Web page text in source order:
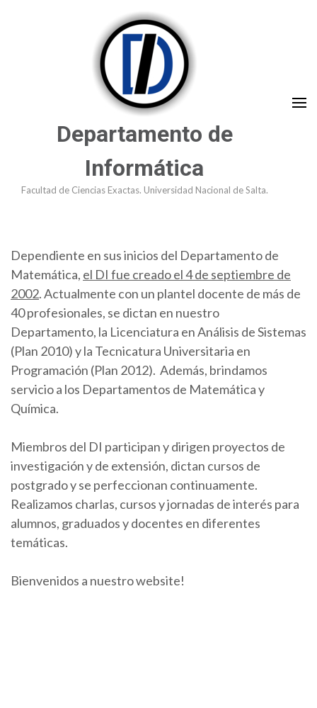
Departamento de
Informática
Facultad de Ciencias Exactas. Universidad Nacional de Salta.
Dependiente en sus inicios del Departamento de
Matemática, el DI fue creado el 4 de septiembre de
2002. Actualmente con un plantel docente de más de
40 profesionales, se dictan en nuestro
Departamento, la Licenciatura en Análisis de Sistemas
(Plan 2010) y la Tecnicatura Universitaria en
Programación (Plan 2012). Además, brindamos
servicio a los Departamentos de Matemática y
Química.
Miembros del DI participan y dirigen proyectos de
investigación y de extensión, dictan cursos de
postgrado y se perfeccionan continuamente.
Realizamos charlas, cursos y jornadas de interés para
alumnos, graduados y docentes en diferentes
temáticas.
Bienvenidos a nuestro website!